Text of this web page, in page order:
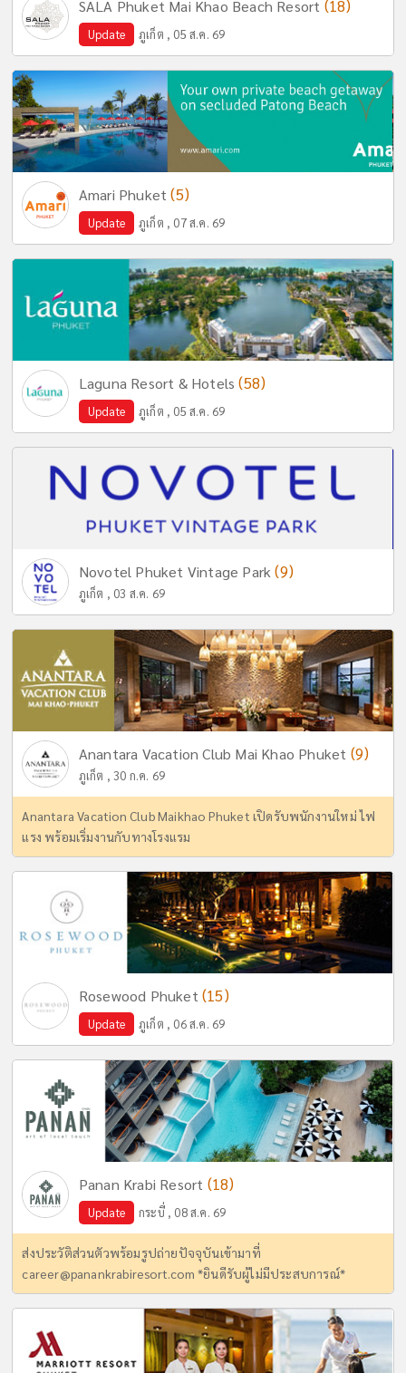
SALA Phuket Mai Khao Beach Resort (18)
Update ภูเก็ต , 05 ส.ค. 69
Amari Phuket(5)
Update ภูเก็ต , 07 ส.ค. 69
Laguna Resort & Hotels(58)
Update ภูเก็ต , 05 ส.ค. 69
Novotel Phuket Vintage Park(9)
ภูเก็ต , 03 ส.ค. 69
Anantara Vacation Club Mai Khao Phuket (9)
ภูเก็ต , 30 ก.ค. 69
Anantara Vacation Club Maikhao Phuket เปิดรับพนักงานใหม่ ไฟ
แรง พร้อมเริ่มงานกับทางโรงแรม
Rosewood Phuket (15)
Update ภูเก็ต , 06 ส.ค. 69
Panan Krabi Resort (18)
Update กระบี่ , 08 ส.ค. 69
ส่งประวัติส่วนตัวพร้อมรูปถ่ายปัจจุบันเข้ามาที่
career@panankrabiresort.com *ยินดีรับผู้ไม่มีประสบการณ์*